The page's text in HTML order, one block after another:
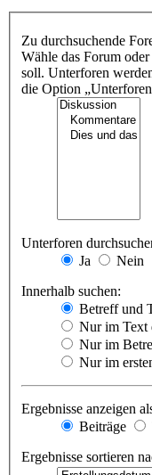
Zu durchsuchende
Wähle das Forum
soll. Unterforen
die Option
Unterforen
Ja
Nein
Innerhalb suchen:
Betreff und
Nur im Text
Nur im
Nur im
Ergebnisse anzeigen
Beiträge
Ergebnisse sortieren